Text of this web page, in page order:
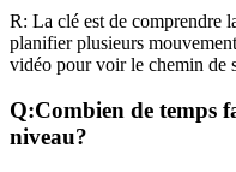
R: La clé est de comprendre
planifier plusieurs
vidéo pour voir le chemin de
Q:Combien de temps
niveau?